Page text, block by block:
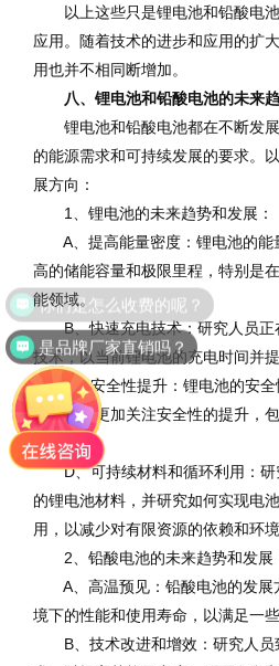
以上这些只是锂电池和铅酸电池
应用。随着技术的进步和应用的扩
用也并不相同断增加。
八、锂电池和铅酸电池的未来
锂电池和铅酸电池都在不断发展
的能源需求和可持续发展的要求。
展方向：
1、锂电池的未来趋势和发展：
A、提高能量密度：锂电池的能
高的储能容量和极限里程，特别是
能领域。
B、快速充电技术：研究人员正
技术，以当前锂电池的充电时间并提
C、安全性提升：锂电池的安全
的发展将更加关注安全性的提升，
等问题。
D、可持续材料和循环利用：研
的锂电池材料，并研究如何实现电
用，以减少对有限资源的依赖和环境
2、铅酸电池的未来趋势和发展
A、高温预见：铅酸电池的发展
境下的性能和使用寿命，以满足一
B、技术改进和增效：研究人员
是品牌厂家直销吗？